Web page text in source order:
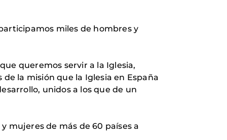
miles de hombres y
queremos servir a la Iglesia,
la misión que la Iglesia en España
unidos a los que de un
mujeres de más de 60 países a